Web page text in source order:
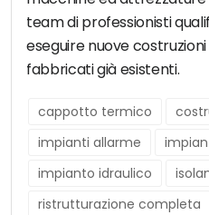
team di professionisti
eseguire nuove
fabbricati già esistenti.
cappotto termico
impianti allarme
impianto idraulico
ristrutturazione completa